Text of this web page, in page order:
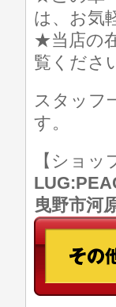
は、お気
★当店の
覧くださ
スタッフ
す。
【ショ
曳野市河